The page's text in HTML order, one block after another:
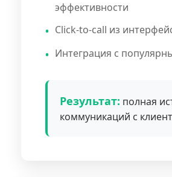
эффективности
Click-to-call из
Интеграция с
Результат: полная
коммуникаций с